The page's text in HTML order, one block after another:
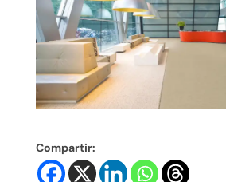
Compartir: